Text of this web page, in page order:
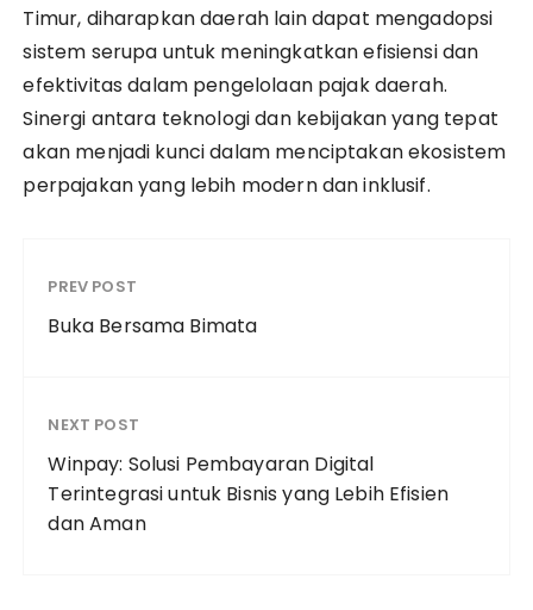
Timur, diharapkan daerah lain dapat mengadopsi
sistem serupa untuk meningkatkan efisiensi dan
efektivitas dalam pengelolaan pajak daerah.
Sinergi antara teknologi dan kebijakan yang tepat
akan menjadi kunci dalam menciptakan ekosistem
perpajakan yang lebih modern dan inklusif.
PREV POST
Buka Bersama Bimata
NEXT POST
Winpay: Solusi Pembayaran Digital
Terintegrasi untuk Bisnis yang Lebih Efisien
dan Aman